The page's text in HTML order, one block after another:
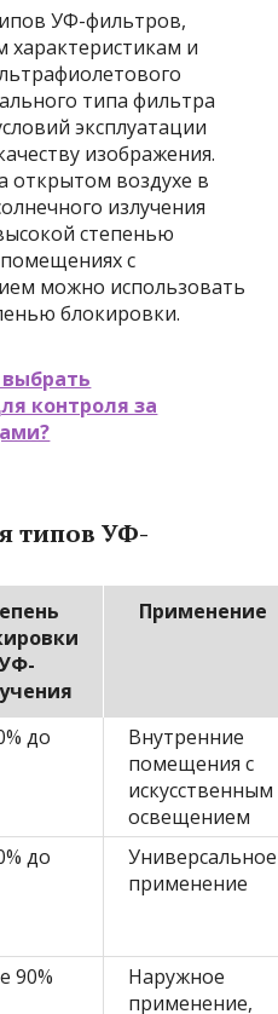
УФ-фильтров,
характеристикам и
типа фильтра
эксплуатации
изображения.
открытом воздухе в
излучения
степенью
с
можно использовать
блокировки.
контроля за
типов УФ-
Применение
до
Внутренние
помещения с
искусственным
освещением
до
Универсальное
применение
90%
Наружное
применение,